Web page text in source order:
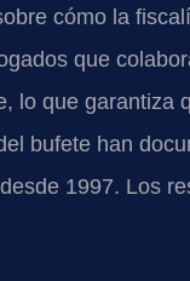
cómo la
que
lo que garantiza
bufete han
1997. Los